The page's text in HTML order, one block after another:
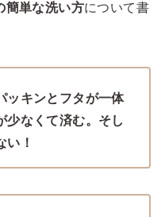
簡単な洗い方について書
ッキンとフタが一体
少なくて済む。そし
い！